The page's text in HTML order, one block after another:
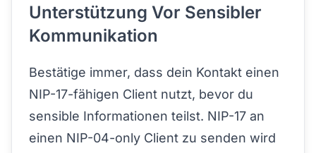
Unterstützung Vor Sensibler
Kommunikation
Bestätige immer, dass dein Kontakt einen
NIP-17-fähigen Client nutzt, bevor du
sensible Informationen teilst. NIP-17 an
einen NIP-04-only Client zu senden wird